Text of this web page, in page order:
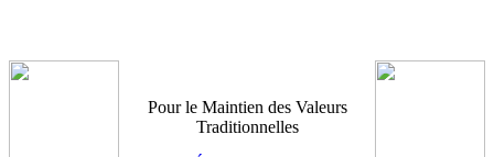
Pour le Maintien des Valeurs
Traditionnelles